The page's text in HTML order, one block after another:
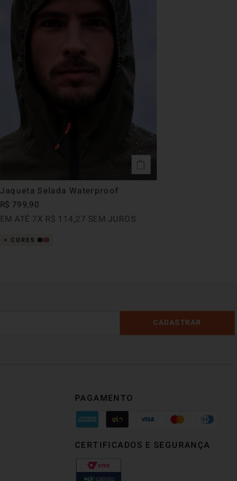
Jaqueta Selada Waterproof
R$ 799,90
EM ATÉ 7X R$ 114,27 SEM JUROS
CADASTRAR
PAGAMENTO
CERTIFICADOS E SEGURANÇA